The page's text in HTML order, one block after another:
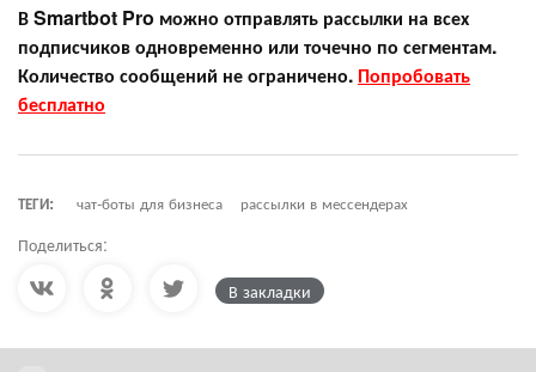
В Smartbot Pro можно отправлять рассылки на всех
подписчиков одновременно или точечно по сегментам.
Количество сообщений не ограничено. Попробовать
бесплатно
ТЕГИ: чат-боты для бизнеса рассылки в мессендерах
Поделиться:
В закладки